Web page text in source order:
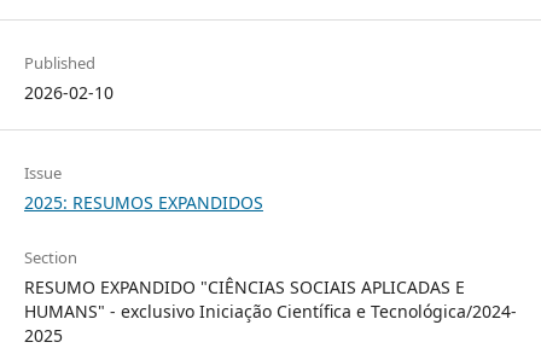
Published
2026-02-10
Issue
2025: RESUMOS EXPANDIDOS
Section
RESUMO EXPANDIDO "CIÊNCIAS SOCIAIS APLICADAS E
HUMANS" - exclusivo Iniciação Científica e Tecnológica/2024-
2025